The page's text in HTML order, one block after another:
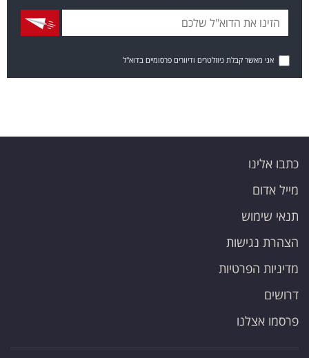
אני מאשר קבלת ניוזלטרים ודיוורים פרסומיים בדוא"ל
כתבו אלינו
מייל אדום
תנאי שימוש
הצהרת נגישות
מדיניות הפרטיות
דרושים
פרסמו אצלנו